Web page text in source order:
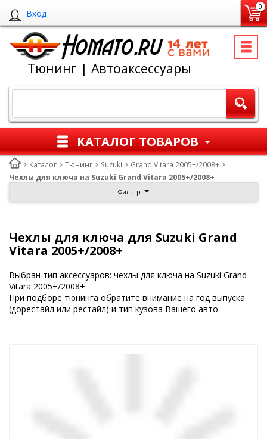
Вход
0
Тюнинг | Автоаксессуары
КАТАЛОГ ТОВАРОВ
Каталог Тюнинг Suzuki
Grand Vitara 2005+/2008+
Чехлы для ключа на Suzuki Grand Vitara 2005+/2008+
Фильтр
Чехлы для ключа для Suzuki Grand
Vitara 2005+/2008+
Выбран тип аксессуаров: чехлы для ключа на Suzuki Grand
Vitara 2005+/2008+.
При подборе тюнинга обратите внимание на год выпуска
(дорестайл или рестайл) и тип кузова Вашего авто.